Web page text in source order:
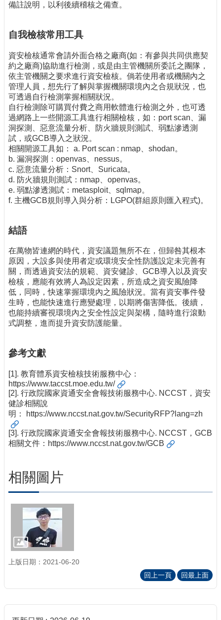
備註說明，以利後續稽核之備查。
自我檢核常用工具
資安檢核通常會請外面合格之廠商(如：有參與共同供應契
約之廠商)協助進行檢測，或是由主管機關所委託之團隊，
依主管機關之要求進行資安檢核。倘若使用者或機關內之
管理人員，想先行了解與掌握機關環境內之合規狀況，也
可透過自行檢測掌握相關狀況。
自行檢測除可購買付費之商用軟體進行檢測之外，也可透
過網路上一些開源工具進行相關檢核，如：port scan、漏
洞探測、惡意流量分析、防火牆規則測試、弱點滲透測
試，或GCB導入之狀況。
相關開源工具如： a. Port scan : nmap、shodan。
b. 漏洞探測：openvas、nessus。
c. 惡意流量分析：Snort、Suricata。
d. 防火牆規則測試：nmap、openvas。
e. 弱點滲透測試：metasploit、sqlmap。
f. 主機GCB規則導入與分析：LGPO(群組原則匯入程式)。
結語
在萬物皆連網的時代，資安議題無所不在，但歸咎其根本
原因，大設多與使用者定或環境安全性防護設定未完善有
關，而透過資安法的規範、資安健診、GCB導入以及資安
檢核，應能有效將人為設定因素，所造成之資安風險降
低，同時，快速掌握環境內之風險狀況。當有資安事件發
生時，也能快速進行應變處理，以期將傷害降低。後續，
也能持續審視環境內之安全性設定與架構，隨時進行滾動
式調整，進而提升資安防護能量。
參考文獻
[1]. 教育體系資安檢核技術服務中心：
https://www.taccst.moe.edu.tw/
[2]. 行政院國家資通安全會報技術服務中心. NCCST，資安
健診相關說
明：
https://www.nccst.nat.gov.tw/SecurityRFP?lang=zh
[3]. 行政院國家資通安全會報技術服務中心. NCCST，GCB
相關文件： https://www.nccst.nat.gov.tw/GCB
相關圖片
上版日期：2021-06-20
回上一頁
回最上面